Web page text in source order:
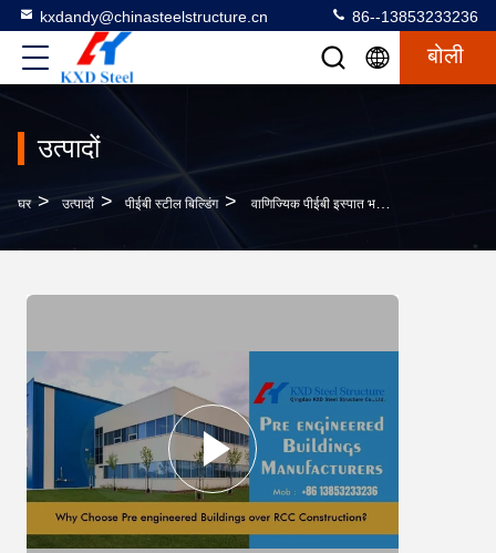
kxdandy@chinasteelstructure.cn 86--13853233236
बोली
उत्पादों
घर > उत्पादों > पीईबी स्टील बिल्डिंग > वाणिज्यिक पीईबी इस्पात भवन संरचना निर्माण पर्यावरण के अनुकूल